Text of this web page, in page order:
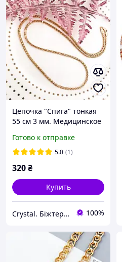
Цепочка "Спига" тонкая
55 см 3 мм. Медицинское
Готово к отправке
5.0 (1)
320₴
Купить
Crystal. Біжтерія та аксесуари 100%